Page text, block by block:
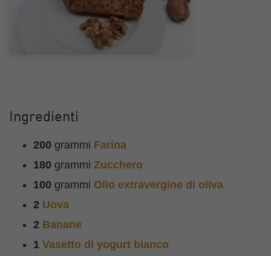
Ingredienti
200 grammi Farina
180 grammi Zucchero
100 grammi Olio extravergine di oliva
2 Uova
2 Banane
1 Vasetto di yogurt bianco